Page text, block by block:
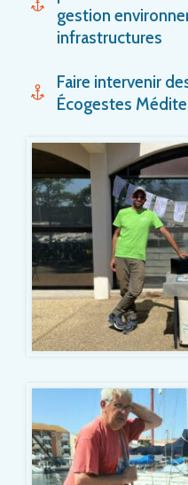
gestion
infrastructures
plaisance et les
une meilleure gestion
Des actions de
ainsi faire partie des
cadre de la
Faire intervenir
Écogestes
Écogestes
rencontre des
en mer ou à quai
avec eux sur leurs
impacts que peuvent
Gestion des eaux
d’entretien… sont
abordées avec le
durée moyenne de
l’ambassadeur
conseiller sur les
du milieu marin.
l’ambassadeur utilise